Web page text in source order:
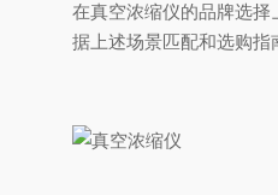
在真空浓缩仪的品牌选择
据上述场景匹配和选购指